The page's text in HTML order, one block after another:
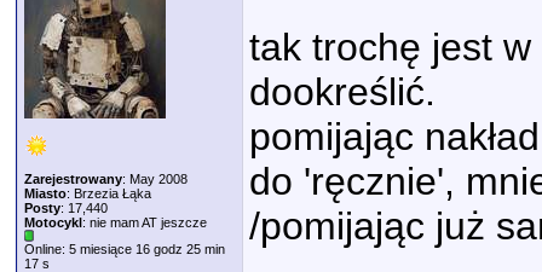
Zarejestrowany: May 2008
Miasto: Brzezia Łąka
Posty: 17,440
Motocykl: nie mam AT jeszcze
Online: 5 miesiące 16 godz 25 min
17 s
tak trochę jest
dookreślić.
pomijając
do 'ręcznie',
/pomijając już